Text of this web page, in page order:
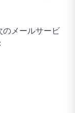
のメールサービ